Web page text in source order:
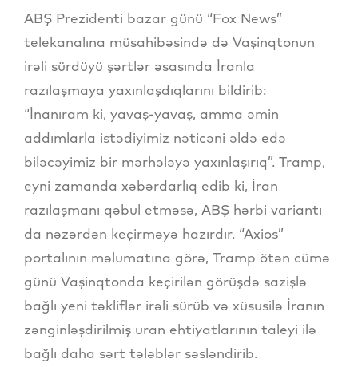
ABŞ Prezidenti bazar günü “Fox News”
telekanalına müsahibəsində də Vaşinqtonun
irəli sürdüyü şərtlər əsasında İranla
razılaşmaya yaxınlaşdıqlarını bildirib:
“İnanıram ki, yavaş-yavaş, amma əmin
addımlarla istədiyimiz nəticəni əldə edə
biləcəyimiz bir mərhələyə yaxınlaşırıq”. Tramp,
eyni zamanda xəbərdarlıq edib ki, İran
razılaşmanı qəbul etməsə, ABŞ hərbi variantı
da nəzərdən keçirməyə hazırdır. “Axios”
portalının məlumatına görə, Tramp ötən cümə
günü Vaşinqtonda keçirilən görüşdə sazişlə
bağlı yeni təkliflər irəli sürüb və xüsusilə İranın
zənginləşdirilmiş uran ehtiyatlarının taleyi ilə
bağlı daha sərt tələblər səsləndirib.